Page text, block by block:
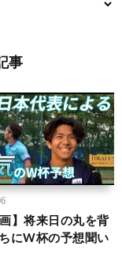
事
】将来日の丸を背
にW杯の予想聞い